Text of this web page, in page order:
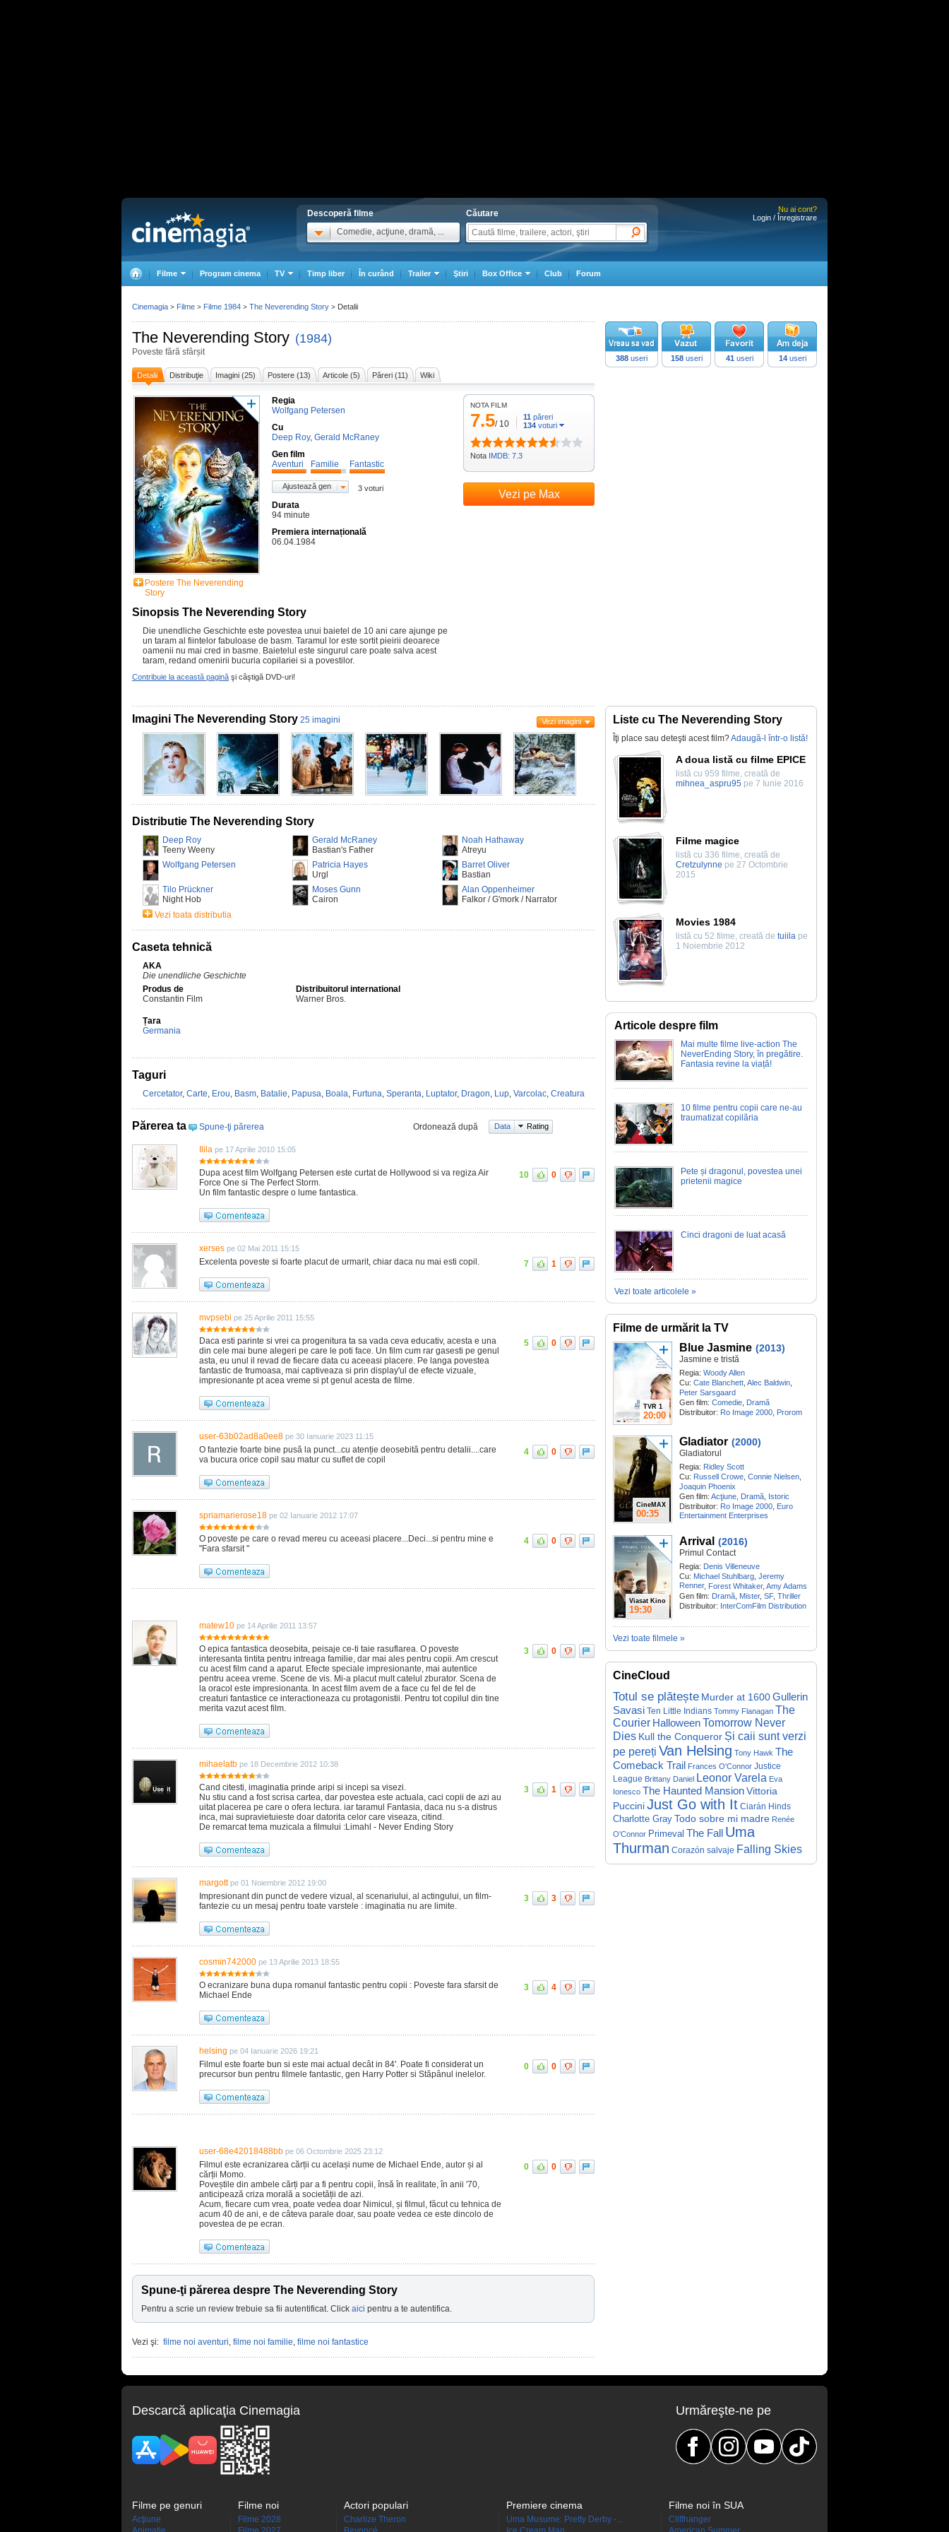
Descoperă filme
Comedie, acţiune, dramă, ...
Căutare
Nu ai cont?
Login / Înregistrare
Filme Program cinema TV Timp liber În curând Trailer Ştiri Box Office Club Forum
The Neverending Story (1984)
Poveste fără sfârșit
Detalii Distribuţie Imagini (25) Postere (13) Articole (5) Păreri (11) Wiki
Postere The Neverending
Story
Regia
Wolfgang Petersen
Cu
Deep Roy, Gerald McRaney
Gen film
Aventuri
Familie Fantastic
Ajustează gen 3 voturi
Durata
94 minute
Premiera internațională
06.04.1984
Sinopsis The Neverending Story
Die unendliche Geschichte este povestea unui baietel de 10 ani care ajunge pe
un taram al fiintelor fabuloase de basm. Taramul lor este sortit pieirii deoarece
oamenii nu mai cred in basme. Baietelul este singurul care poate salva acest
taram, redand omenirii bucuria copilariei si a povestilor.
Contribuie la această pagină şi câştigă DVD-uri!
NOTA FILM
7.5/ 10
11 păreri
134 voturi
Nota IMDB: 7.3
Vezi pe Max
388 useri 158useri 41 useri 14useri
Imagini The Neverending Story 25 imagini Vezi imagini
Distributie The Neverending Story
Deep Roy
Teeny Weeny
Gerald McRaney
Bastian's Father
Noah Hathaway
Atreyu
Wolfgang Petersen
Patricia Hayes
Urgl
Barret Oliver
Bastian
Tilo Prückner
Night Hob
Moses Gunn
Cairon
Alan Oppenheimer
Falkor / G'mork / Narrator
Vezi toata distributia
Caseta tehnică
AKA
Die unendliche Geschichte
Produs de
Constantin Film
Distribuitorul international
Warner Bros.
Țara
Germania
Taguri
Cercetator, Carte, Erou, Basm, Batalie, Papusa, Boala, Furtuna, Speranta, Luptator, Dragon, Lup, Varcolac, Creatura
Părerea ta Spune-ţi părerea Ordonează după Data Rating
Ilila pe 17 Aprilie 2010 15:05
Dupa acest film Wolfgang Petersen este curtat de Hollywood si va regiza Air
Force One si The Perfect Storm.
Un film fantastic despre o lume fantastica.
10 0
xerses pe 02 Mai 2011 15:15
Excelenta poveste si foarte placut de urmarit, chiar daca nu mai esti copil. 7 1
mvpsebi pe 25 Aprilie 2011 15:55
Daca esti parinte si vrei ca progenitura ta sa vada ceva educativ, acesta e una
din cele mai bune alegeri pe care le poti face. Un film cum rar gasesti pe genul
asta, eu unul il revad de fiecare data cu aceeasi placere. Pe langa povestea
fantastic de frumoasa, mai captiveaza si prin display'ul de efecte vizuale,
impresionante pt acea vreme si pt genul acesta de filme.
5 0
user-63b02ad8a0ee8 pe 30 Ianuarie 2023 11:15
O fantezie foarte bine pusă la punct...cu atenție deosebită pentru detalii....care
va bucura orice copil sau matur cu suflet de copil
4 0
spriamarierose18 pe 02 Ianuarie 2012 17:07
O poveste pe care o revad mereu cu aceeasi placere...Deci...si pentru mine e
"Fara sfarsit "
4 0
matew10 pe 14 Aprilie 2011 13:57
O epica fantastica deosebita, peisaje ce-ti taie rasuflarea. O poveste
interesanta tintita pentru intreaga familie, dar mai ales pentru copii. Am crescut
cu acest film cand a aparut. Efecte speciale impresionante, mai autentice
pentru aceea vreme. Scene de vis. Mi-a placut mult catelul zburator. Scena de
la oracol este impresionanta. In acest film avem de a face cu fel de fel de
creaturi fantastice ce interactioneaza cu protagonistii. Pentru tot copilul din tine
merita vazut acest film.
3 0
mihaelatb pe 18 Decembrie 2012 10:38
Cand citesti, imaginatia prinde aripi si incepi sa visezi.
Nu stiu cand a fost scrisa cartea, dar povestea este actuala, caci copii de azi au
uitat placerea pe care o ofera lectura. iar taramul Fantasia, daca nu s-a distrus
inca, mai supravietuieste doar datorita celor care viseaza, citind.
De remarcat tema muzicala a filmului :Limahl - Never Ending Story
3 1
margott pe 01 Noiembrie 2012 19:00
Impresionant din punct de vedere vizual, al scenariului, al actingului, un film-
fantezie cu un mesaj pentru toate varstele : imaginatia nu are limite.
3 3
cosmin742000 pe 13 Aprilie 2013 18:55
O ecranizare buna dupa romanul fantastic pentru copii : Poveste fara sfarsit de
Michael Ende
3 4
helsing pe 04 Ianuarie 2026 19:21
Filmul este foarte bun si este mai actual decât in 84'. Poate fi considerat un
precursor bun pentru filmele fantastic, gen Harry Potter si Stăpânul inelelor.
0 0
user-68e42018488bb pe 06 Octombrie 2025 23:12
Filmul este ecranizarea cărții cu același nume de Michael Ende, autor și al
cărții Momo.
Poveștile din ambele cărți par a fi pentru copii, însă în realitate, în anii '70,
anticipează criza morală a societății de azi.
Acum, fiecare cum vrea, poate vedea doar Nimicul, și filmul, făcut cu tehnica de
acum 40 de ani, e de câteva parale doar, sau poate vedea ce este dincolo de
povestea de pe ecran.
0 0
Spune-ţi părerea despre The Neverending Story
Pentru a scrie un review trebuie sa fii autentificat. Click aici pentru a te autentifica.
Vezi şi: filme noi aventuri, filme noi familie, filme noi fantastice
Liste cu The Neverending Story
Îţi place sau deteşti acest film?Adaugă-l într-o listă!
A doua listă cu filme EPICE
listă cu 959 filme, creată de
mihnea_aspru95 pe 7 Iunie 2016
Filme magice
listă cu 336 filme, creată de
Cretzulynne pe 27 Octombrie
2015
Movies 1984
listă cu 52 filme, creată de tuiila pe
1 Noiembrie 2012
Articole despre film
Mai multe filme live-action The
NeverEnding Story, în pregătire.
Fantasia revine la viață!
10 filme pentru copii care ne-au
traumatizat copilăria
Pete și dragonul, povestea unei
prietenii magice
Cinci dragoni de luat acasă
Vezi toate articolele »
Filme de urmărit la TV
TVR 1
20:00
Blue Jasmine (2013)
Jasmine e tristă
Regia: Woody Allen
Cu: Cate Blanchett Alec Baldwin
Peter Sarsgaard
Gen film: Comedie Dramă
Distribuitor: Ro Image 2000 Prorom
CineMAX
00:35
Gladiator (2000)
Gladiatorul
Regia: Ridley Scott
Cu: Russell Crowe Connie Nielsen
Joaquin Phoenix
Gen film: Acţiune Dramă Istoric
Distribuitor: Ro Image 2000 Euro
Entertainment Enterprises
Viasat Kino
19:30
Arrival (2016)
Primul Contact
Regia: Denis Villeneuve
Cu: Michael Stuhlbarg Jeremy
Renner, Forest Whitaker, Amy Adams
Gen film: Dramă Mister, SF, Thriller
Distribuitor: InterComFilm Distribution
Vezi toate filmele »
CineCloud
Totul se plătește Murder at 1600Gullerin
Savasi Ten Little Indians Tommy Flanagan The
Courier HalloweenTomorrow Never
Dies Kull the Conqueror Și caii sunt verzi
pe pereți Van Helsing Tony Hawk The
Comeback Trail Frances O'Connor Justice
League Brittany Daniel Leonor Varela Eva
Ionesco The Haunted MansionVittoria
PucciniJust Go with It Ciarán Hinds
Charlotte Gray Todo sobre mi madre Renée
O'Connor Primeval The Fall Uma
Thurman Corazón salvaje Falling Skies
Cinemagia > Filme > Filme 1984 > The Neverending Story > Detalii
Descarcă aplicaţia Cinemagia Urmăreşte-ne pe
Filme pe genuri
Acţiune
Filme noi
Filme 2028
Actori populari
Charlize Theron
Premiere cinema
Uma Musume: Pretty Derby -...
Filme noi în SUA
Cliffhanger